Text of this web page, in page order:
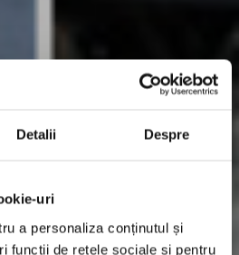
Detalii Despre
uri
a personaliza conținutul și
funcții de rețele sociale și pentru